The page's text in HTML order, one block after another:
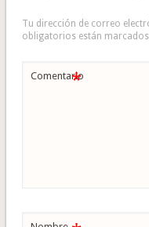
Tu dirección de correo
obligatorios están
Comentario
*